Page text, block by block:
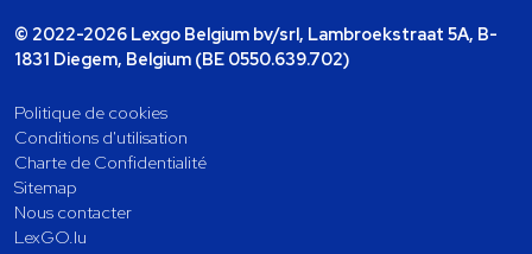
© 2022-2026 Lexgo Belgium bv/srl, Lambroekstraat 5A, B-
1831 Diegem, Belgium (BE 0550.639.702)
Politique de cookies
Conditions d'utilisation
Charte de Confidentialité
Sitemap
Nous contacter
LexGO.lu